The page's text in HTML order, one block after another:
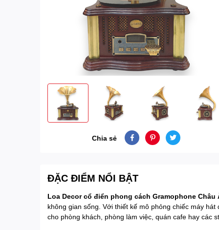
Chia sẻ
ĐẶC ĐIỂM NỔI BẬT
Loa Decor cổ điển phong cách Gramophone Châu
không gian sống. Với thiết kế mô phỏng chiếc máy
cho phòng khách, phòng làm việc, quán cafe hay các